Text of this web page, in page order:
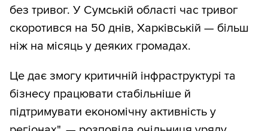
без тривог. У Сумській області час тривог
скоротився на 50 днів, Харківській — більш
ніж на місяць у деяких громадах.
Це дає змогу критичній інфраструктурі та
бізнесу працювати стабільніше й
підтримувати економічну активність у